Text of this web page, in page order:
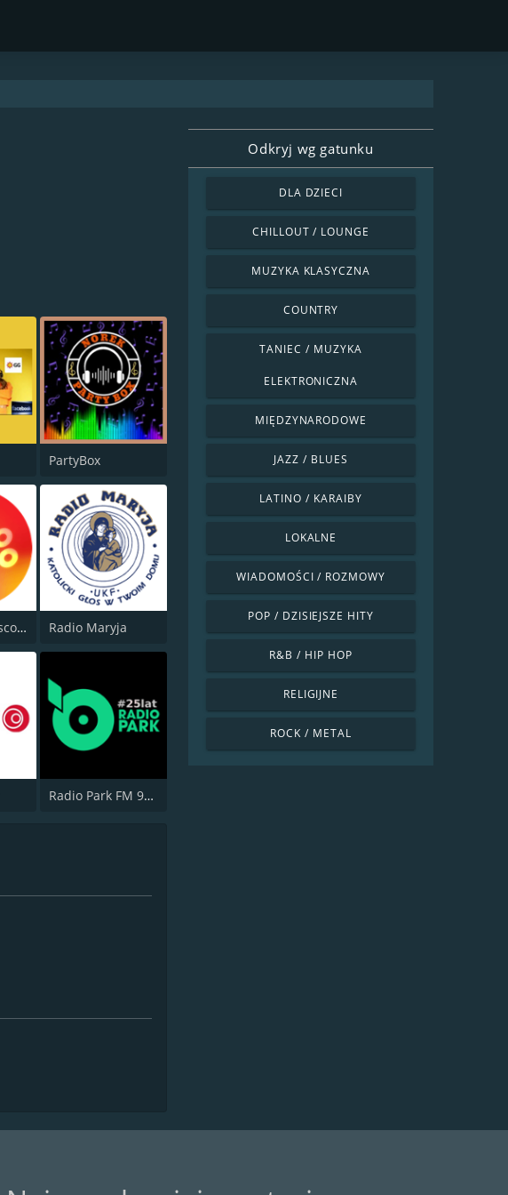
PartyBox
Open FM - Disco Polo Radio Maryja
Radio Park FM 93.9
Odkryj wg gatunku
DLA DZIECI
CHILLOUT / LOUNGE
MUZYKA KLASYCZNA
COUNTRY
TANIEC / MUZYKA
ELEKTRONICZNA
MIĘDZYNARODOWE
JAZZ / BLUES
LATINO / KARAIBY
LOKALNE
WIADOMOŚCI / ROZMOWY
POP / DZISIEJSZE HITY
R&B / HIP HOP
RELIGIJNE
ROCK / METAL